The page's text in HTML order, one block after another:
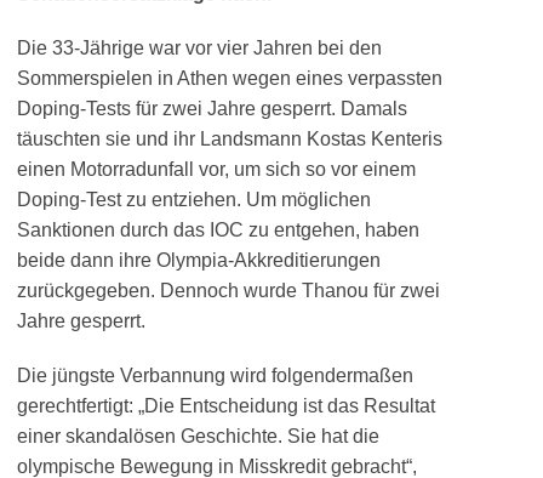
Die 33-Jährige war vor vier Jahren bei den
Sommerspielen in Athen wegen eines verpassten
Doping-Tests für zwei Jahre gesperrt. Damals
täuschten sie und ihr Landsmann Kostas Kenteris
einen Motorradunfall vor, um sich so vor einem
Doping-Test zu entziehen. Um möglichen
Sanktionen durch das IOC zu entgehen, haben
beide dann ihre Olympia-Akkreditierungen
zurückgegeben. Dennoch wurde Thanou für zwei
Jahre gesperrt.
Die jüngste Verbannung wird folgendermaßen
gerechtfertigt: „Die Entscheidung ist das Resultat
einer skandalösen Geschichte. Sie hat die
olympische Bewegung in Misskredit gebracht“,